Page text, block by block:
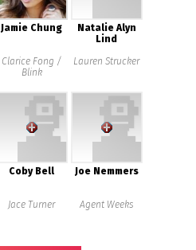
Jamie Chung
Clarice Fong /
Blink
Natalie Alyn
Lind
Lauren Strucker
Coby Bell
Jace Turner
Joe Nemmers
Agent Weeks